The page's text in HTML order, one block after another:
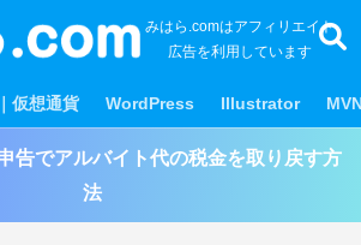
みはら.comはアフィリエイト
広告を利用しています
仮想通貨 WordPress Illustrator
告でアルバイト代の税金を取り戻す方
法